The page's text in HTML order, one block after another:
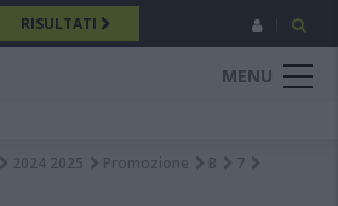
RISULTATI
MENU
2024 2025 Promozione B
7